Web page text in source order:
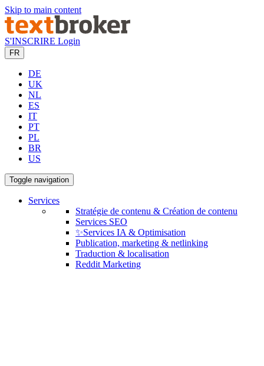
Skip to main content
S'INSCRIRE Login
FR
DE
UK
NL
ES
IT
PT
PL
BR
US
Toggle navigation
Services
Stratégie de contenu & Création de contenu
Services SEO
✨Services IA & Optimisation
Publication, marketing & netlinking
Traduction & localisation
Reddit Marketing